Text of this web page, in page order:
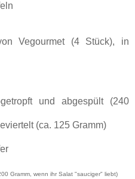
Vegourmet (4 Stück), in
und abgespült (240
(ca. 125 Gramm)
Gramm, wenn ihr Salat "sauciger" liebt)